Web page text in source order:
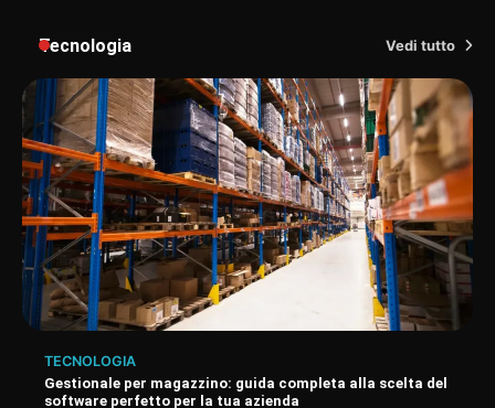
Tecnologia Vedi tutto
TECNOLOGIA
Gestionale per magazzino: guida completa alla scelta del
software perfetto per la tua azienda